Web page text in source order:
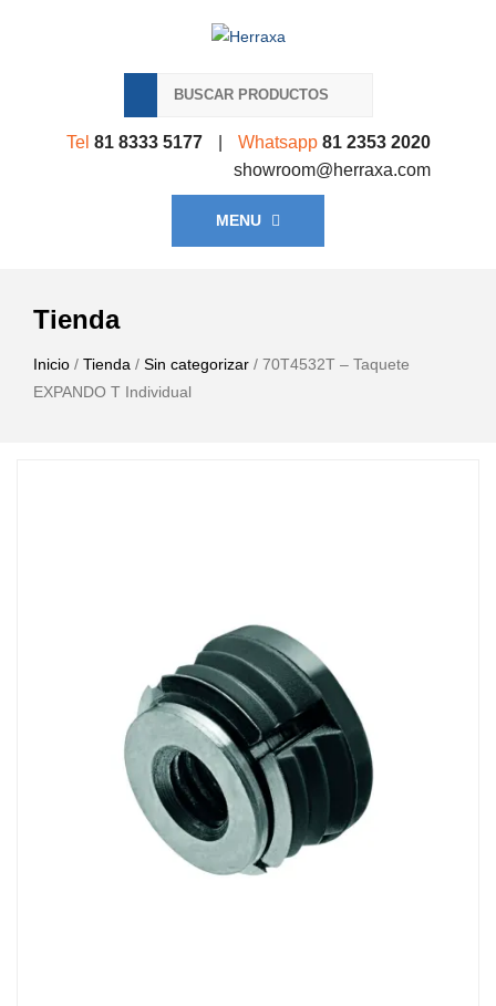
Tel 81 8333 5177 Whatsapp 81 2353 2020
showroom@herraxa.com
MENU
Tienda
Inicio / Tienda / Sin categorizar / 70T4532T – Taquete
EXPANDO T Individual